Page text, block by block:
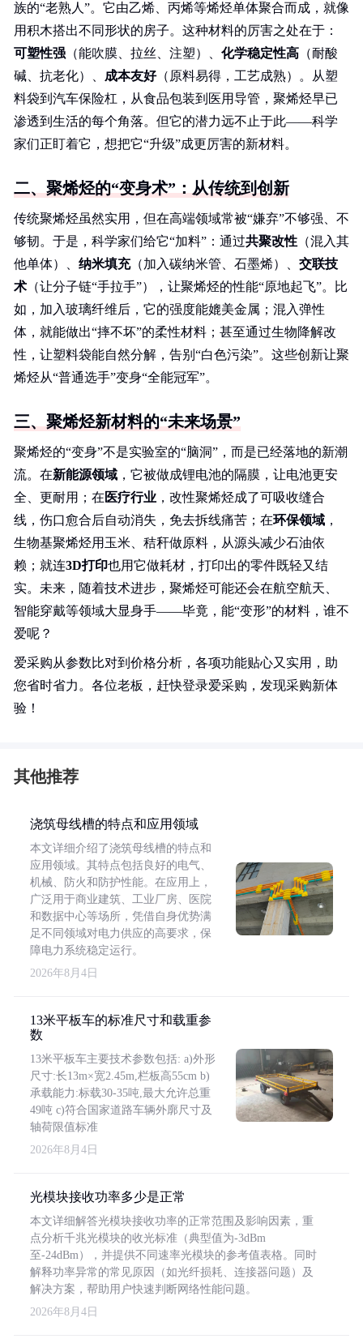
族的“老熟人”。它由乙烯、丙烯等烯烃单体聚合而成，就像
用积木搭出不同形状的房子。这种材料的厉害之处在于：
可塑性强 （能吹膜、拉丝、注塑）、 化学稳定性高 （耐酸
碱、抗老化）、 成本友好（原料易得，工艺成熟）。从塑
料袋到汽车保险杠，从食品包装到医用导管，聚烯烃早已
渗透到生活的每个角落。但它的潜力远不止于此——科学
家们正盯着它，想把它“升级”成更厉害的新材料。
二、聚烯烃的“变身术”：从传统到创新
传统聚烯烃虽然实用，但在高端领域常被“嫌弃”不够强、不
够韧。于是，科学家们给它“加料”：通过共聚改性 （混入其
他单体）、 纳米填充（加入碳纳米管、石墨烯）、 交联技
术 （让分子链“手拉手”），让聚烯烃的性能“原地起飞”。比
如，加入玻璃纤维后，它的强度能媲美金属；混入弹性
体，就能做出“摔不坏”的柔性材料；甚至通过生物降解改
性，让塑料袋能自然分解，告别“白色污染”。这些创新让聚
烯烃从“普通选手”变身“全能冠军”。
三、聚烯烃新材料的“未来场景”
聚烯烃的“变身”不是实验室的“脑洞”，而是已经落地的新潮
流。在新能源领域 ，它被做成锂电池的隔膜，让电池更安
全、更耐用；在 医疗行业 ，改性聚烯烃成了可吸收缝合
线，伤口愈合后自动消失，免去拆线痛苦；在环保领域 ，
生物基聚烯烃用玉米、秸秆做原料，从源头减少石油依
赖；就连3D打印也用它做耗材，打印出的零件既轻又结
实。未来，随着技术进步，聚烯烃可能还会在航空航天、
智能穿戴等领域大显身手——毕竟，能“变形”的材料，谁不
爱呢？
爱采购从参数比对到价格分析，各项功能贴心又实用，助
您省时省力。各位老板，赶快登录爱采购，发现采购新体
验！
其他推荐
浇筑母线槽的特点和应用领域
本文详细介绍了浇筑母线槽的特点和
应用领域。其特点包括良好的电气、
机械、防火和防护性能。在应用上，
广泛用于商业建筑、工业厂房、医院
和数据中心等场所，凭借自身优势满
足不同领域对电力供应的高要求，保
障电力系统稳定运行。
2026年8月4日
13米平板车的标准尺寸和载重参
数
13米平板车主要技术参数包括: a)外形
尺寸:长13m×宽2.45m,栏板高55cm b)
承载能力:标载30-35吨,最大允许总重
49吨 c)符合国家道路车辆外廓尺寸及
轴荷限值标准
2026年8月4日
光模块接收功率多少是正常
本文详细解答光模块接收功率的正常范围及影响因素，重
点分析千兆光模块的收光标准（典型值为-3dBm
至-24dBm），并提供不同速率光模块的参考值表格。同时
解释功率异常的常见原因（如光纤损耗、连接器问题）及
解决方案，帮助用户快速判断网络性能问题。
2026年8月4日